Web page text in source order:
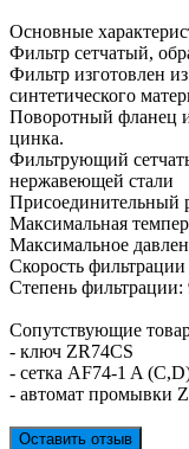
Основные
Фильтр сетчатый,
Фильтр изготовлен
синтетического
Поворотный фланец
цинка.
Фильтрующий
нержавеющей стали
Присоединительный
Максимальная
Максимальное
Скорость
Степень фильтрации:
Сопутствующие
- ключ ZR74CS
- сетка AF74-1 A
- автомат промывки
Оставить отзыв